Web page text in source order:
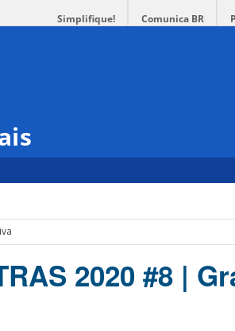
Simplifique! Comunica BR
2020 #8 |